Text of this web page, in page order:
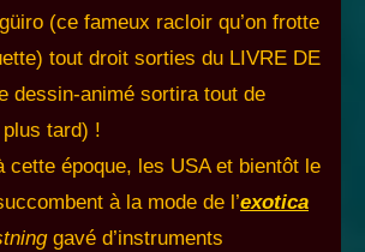
(ce fameux racloir qu’on frotte
tout droit sorties du LIVRE DE
dessin-animé sortira tout de
tard) !
cette époque, les USA et bientôt le
à la mode de l’exotica
gavé d’instruments